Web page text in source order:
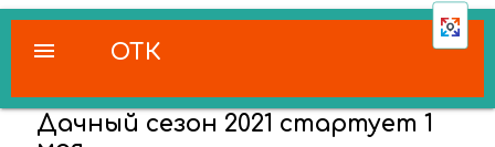
ОТК
menu
Дачный сезон 2021 стартует 1